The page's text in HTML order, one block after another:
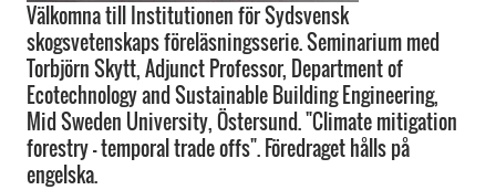
Välkomna till Institutionen för Sydsvensk
skogsvetenskaps föreläsningsserie. Seminarium med
Torbjörn Skytt, Adjunct Professor, Department of
Ecotechnology and Sustainable Building Engineering,
Mid Sweden University, Östersund. "Climate mitigation
forestry – temporal trade offs". Föredraget hålls på
engelska.